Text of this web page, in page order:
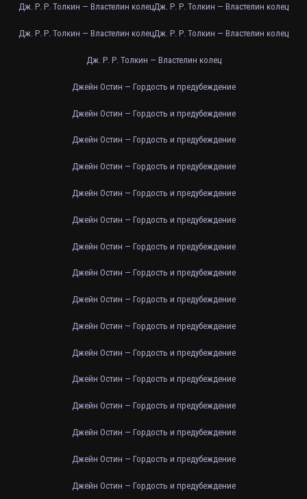
Дж. Р. Р. Толкин — Властелин колецДж. Р. Р. Толкин — Властелин колец
Дж. Р. Р. Толкин — Властелин колецДж. Р. Р. Толкин — Властелин колец
Дж. Р. Р. Толкин — Властелин колец
Джейн Остин — Гордость и предубеждение
Джейн Остин — Гордость и предубеждение
Джейн Остин — Гордость и предубеждение
Джейн Остин — Гордость и предубеждение
Джейн Остин — Гордость и предубеждение
Джейн Остин — Гордость и предубеждение
Джейн Остин — Гордость и предубеждение
Джейн Остин — Гордость и предубеждение
Джейн Остин — Гордость и предубеждение
Джейн Остин — Гордость и предубеждение
Джейн Остин — Гордость и предубеждение
Джейн Остин — Гордость и предубеждение
Джейн Остин — Гордость и предубеждение
Джейн Остин — Гордость и предубеждение
Джейн Остин — Гордость и предубеждение
Джейн Остин — Гордость и предубеждение